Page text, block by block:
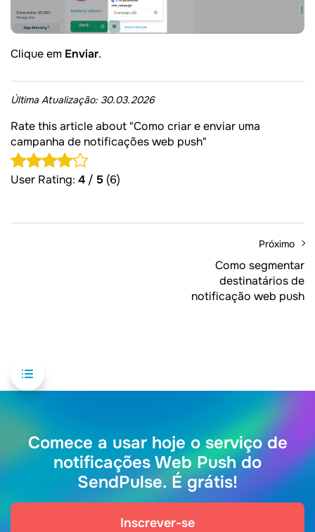
Clique em Enviar.
Última Atualização: 30.03.2026
Rate this article about "Como criar e enviar uma
campanha de notificações web push"
User Rating: 4 / 5 (6)
Próximo
Como segmentar
destinatários de
notificação web push
Comece a usar hoje o serviço de
notificações Web Push do
SendPulse. É grátis!
Inscrever-se